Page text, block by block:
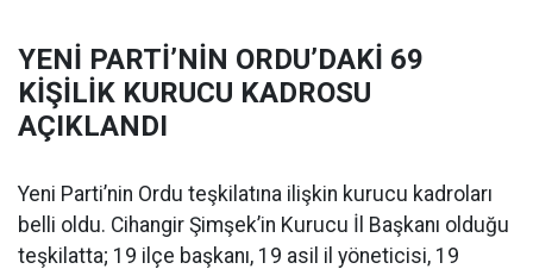
YENİ PARTİ’NİN ORDU’DAKİ 69
KİŞİLİK KURUCU KADROSU
AÇIKLANDI
Yeni Parti’nin Ordu teşkilatına ilişkin kurucu kadroları
belli oldu. Cihangir Şimşek’in Kurucu İl Başkanı olduğu
teşkilatta; 19 ilçe başkanı, 19 asil il yöneticisi, 19